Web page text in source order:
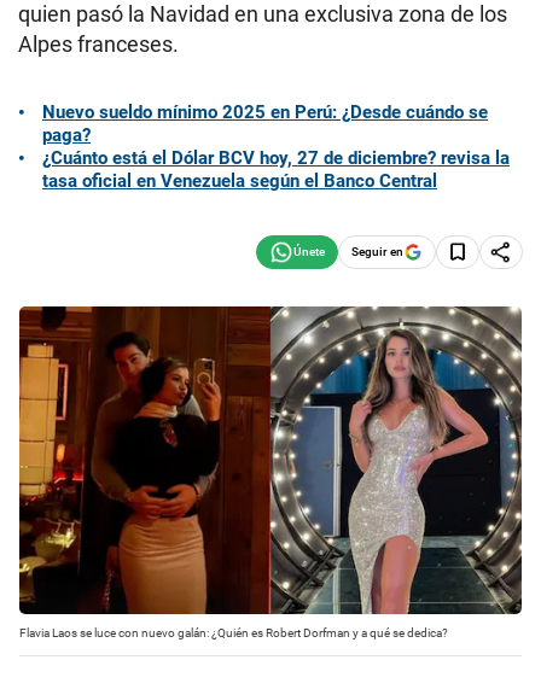
quien pasó la Navidad en una exclusiva zona de los
Alpes franceses.
Nuevo sueldo mínimo 2025 en Perú: ¿Desde cuándo se
paga?
¿Cuánto está el Dólar BCV hoy, 27 de diciembre? revisa la
tasa oficial en Venezuela según el Banco Central
Seguir en
Flavia Laos se luce con nuevo galán: ¿Quién es Robert Dorfman y a qué se dedica?